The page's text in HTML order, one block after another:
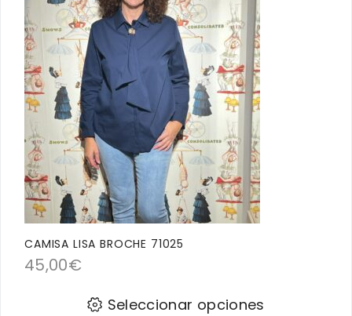
CAMISA LISA BROCHE 71025
45,00€
Seleccionar opciones